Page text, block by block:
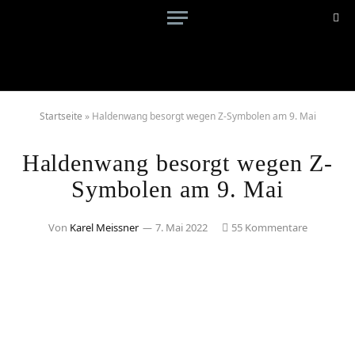
Startseite » Haldenwang besorgt wegen Z-Symbolen am 9. Mai
Haldenwang besorgt wegen Z-
Symbolen am 9. Mai
Von Karel Meissner 7. Mai 2022 55 Kommentare